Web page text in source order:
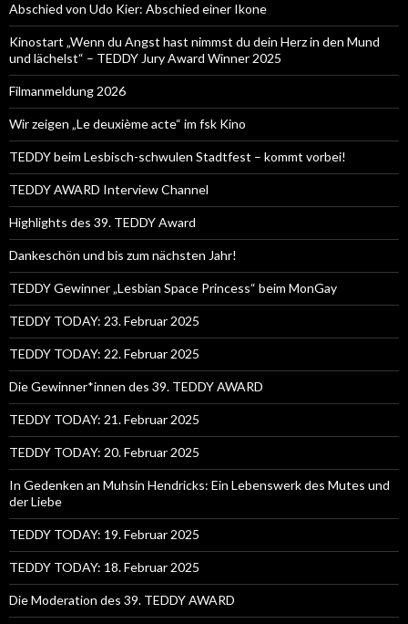
Abschied von Udo Kier: Abschied einer Ikone
Kinostart „Wenn du Angst hast nimmst du dein Herz in den Mund
und lächelst“ – TEDDY Jury Award Winner 2025
Filmanmeldung 2026
Wir zeigen „Le deuxième acte“ im fsk Kino
TEDDY beim Lesbisch-schwulen Stadtfest – kommt vorbei!
TEDDY AWARD Interview Channel
Highlights des 39. TEDDY Award
Dankeschön und bis zum nächsten Jahr!
TEDDY Gewinner „Lesbian Space Princess“ beim MonGay
TEDDY TODAY: 23. Februar 2025
TEDDY TODAY: 22. Februar 2025
Die Gewinner*innen des 39. TEDDY AWARD
TEDDY TODAY: 21. Februar 2025
TEDDY TODAY: 20. Februar 2025
In Gedenken an Muhsin Hendricks: Ein Lebenswerk des Mutes und
der Liebe
TEDDY TODAY: 19. Februar 2025
TEDDY TODAY: 18. Februar 2025
Die Moderation des 39. TEDDY AWARD